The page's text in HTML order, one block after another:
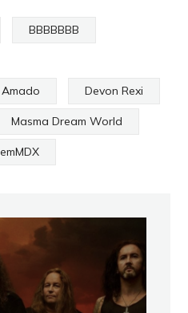
BBBBBBB
Devon Rexi
Masma Dream World